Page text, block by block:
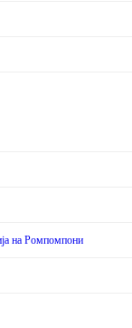
на Ромпомпони